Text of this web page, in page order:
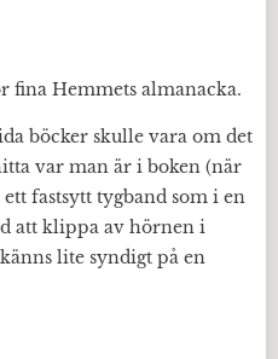
fina Hemmets almanacka.
böcker skulle vara om det
var man är i boken (när
fastsytt tygband som i en
att klippa av hörnen i
lite syndigt på en